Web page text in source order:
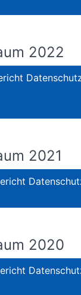
2022
2021
2020